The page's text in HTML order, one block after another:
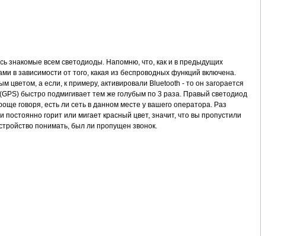
знакомые всем светодиоды. Напомню, что, как и в предыдущих
в зависимости от того, какая из беспроводных функций включена.
цветом, а если, к примеру, активировали Bluetooth - то он загорается
быстро подмигивает тем же голубым по 3 раза. Правый светодиод
говоря, есть ли сеть в данном месте у вашего оператора. Раз
постоянно горит или мигает красный цвет, значит, что вы пропустили
понимать, был ли пропущен звонок.